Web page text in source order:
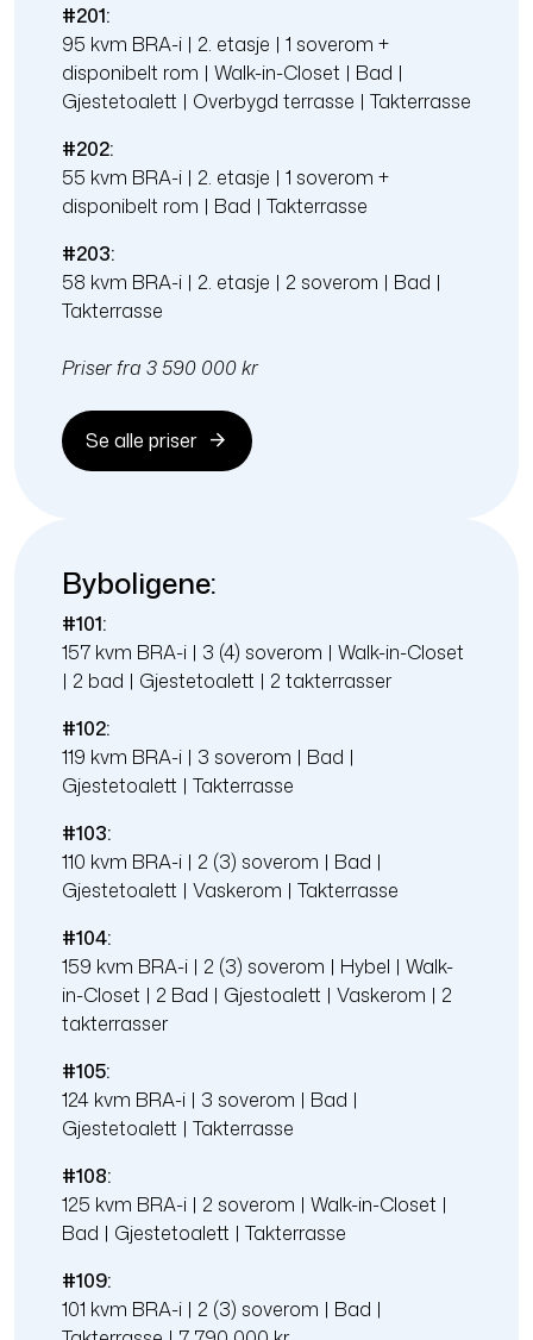
#201:
95 kvm BRA-i | 2. etasje | 1 soverom +
disponibelt rom | Walk-in-Closet | Bad |
Gjestetoalett | Overbygd terrasse | Takterrasse
#202:
55 kvm BRA-i | 2. etasje | 1 soverom +
disponibelt rom | Bad | Takterrasse
#203:
58 kvm BRA-i | 2. etasje | 2 soverom | Bad |
Takterrasse
Priser fra 3 590 000 kr
Se alle priser
Byboligene:
#101:
157 kvm BRA-i | 3 (4) soverom | Walk-in-Closet
| 2 bad | Gjestetoalett | 2 takterrasser
#102:
119 kvm BRA-i | 3 soverom | Bad |
Gjestetoalett | Takterrasse
#103:
110 kvm BRA-i | 2 (3) soverom | Bad |
Gjestetoalett | Vaskerom | Takterrasse
#104:
159 kvm BRA-i | 2 (3) soverom | Hybel | Walk-
in-Closet | 2 Bad | Gjestoalett | Vaskerom | 2
takterrasser
#105:
124 kvm BRA-i | 3 soverom | Bad |
Gjestetoalett | Takterrasse
#108:
125 kvm BRA-i | 2 soverom | Walk-in-Closet |
Bad | Gjestetoalett | Takterrasse
#109:
101 kvm BRA-i | 2 (3) soverom | Bad |